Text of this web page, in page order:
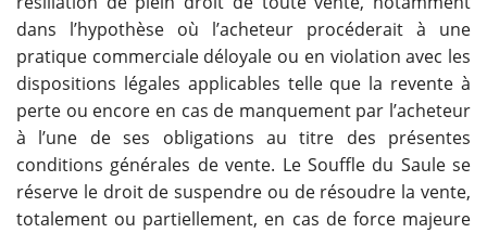
dans l’hypothèse où l’acheteur procéderait à une
pratique commerciale déloyale ou en violation avec les
dispositions légales applicables telle que la revente à
perte ou encore en cas de manquement par l’acheteur
à l’une de ses obligations au titre des présentes
conditions générales de vente. Le Souffle du Saule se
réserve le droit de suspendre ou de résoudre la vente,
totalement ou partiellement, en cas de force majeure